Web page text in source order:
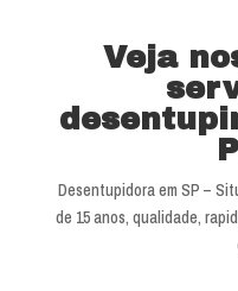
Veja
Desentupidora em SP –
de 15 anos, qualidade,